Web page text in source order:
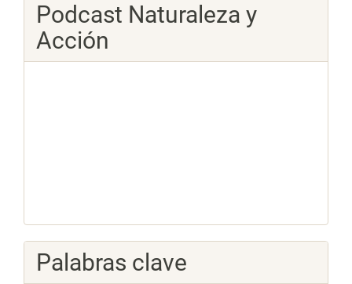
Podcast Naturaleza y
Acción
Palabras clave